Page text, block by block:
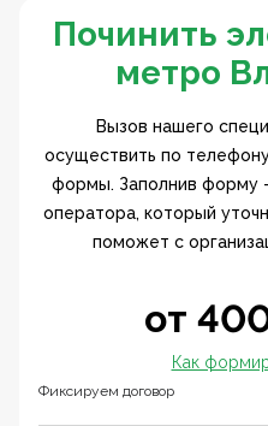
Починить
метро
Вызов нашего
осуществить по
формы. Заполнив форму
оператора, который
поможет с
от
Фиксируем договор
Как